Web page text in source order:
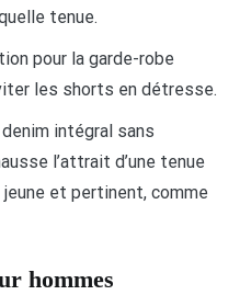
tenue.
pour la garde-robe
les shorts en détresse.
intégral sans
l’attrait d’une tenue
et pertinent, comme
hommes